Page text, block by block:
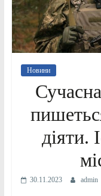
Новини
діяти.
30.11.2023 admin